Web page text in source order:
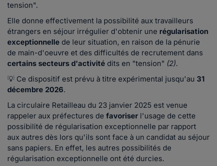
tension".
Elle donne effectivement la possibilité aux travailleurs
étrangers en séjour irrégulier d'obtenir une régularisation
exceptionnelle de leur situation, en raison de la pénurie
de main-d'oeuvre et des difficultés de recrutement dans
certains secteurs d'activité dits en "tension" (2).
💡 Ce dispositif est prévu à titre expérimental jusqu'au 31
décembre 2026.
La circulaire Retailleau du 23 janvier 2025 est venue
rappeler aux préfectures de favoriser l'usage de cette
possibilité de régularisation exceptionnelle par rapport
aux autres dès lors qu'ils sont face à un candidat au séjour
sans papiers. En effet, les autres possibilités de
régularisation exceptionnelle ont été durcies.